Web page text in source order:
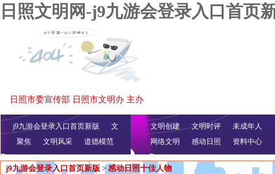
日照文明网-j9九游会登录入口首页
日照市委宣传部 日照市文明办 主办
j9九游会登录入口首页新版
文
明播报
公益视频
聚焦 文明风采 道德模范
文明创建 文明时评
未成年人
网络文明
感动日照 资料中心
j9九游会登录入口首页新版 > 感动日照十佳人物